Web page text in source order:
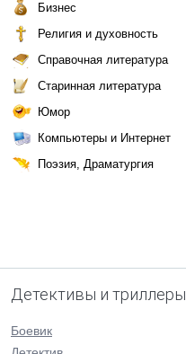
Бизнес
Религия и духовность
Справочная литература
Старинная литература
Юмор
Компьютеры и Интернет
Поэзия, Драматургия
Детективы и триллеры
Боевик